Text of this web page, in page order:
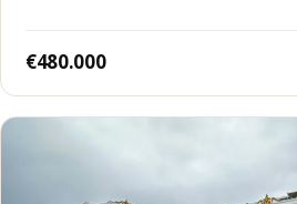
€480.000